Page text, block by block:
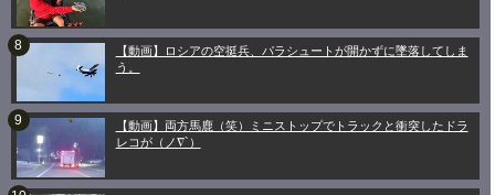
【動画】ロシアの空挺兵、パラシュートが開かずに墜落してしま
う。
【動画】両方馬鹿（笑）ミニストップでトラックと衝突したドラ
レコが（ノ∇`）